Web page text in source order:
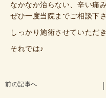
なかなか治らない、辛い痛
ぜひ一度当院までご相談下さ
しっかり施術させていただ
それでは♪
前の記事へ